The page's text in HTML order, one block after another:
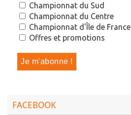
Championnat du Sud
Championnat du Centre
Championnat d'Île de France
Offres et promotions
FACEBOOK